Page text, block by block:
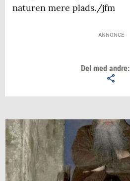
naturen mere plads./jfm
ANNONCE
Del med andre: